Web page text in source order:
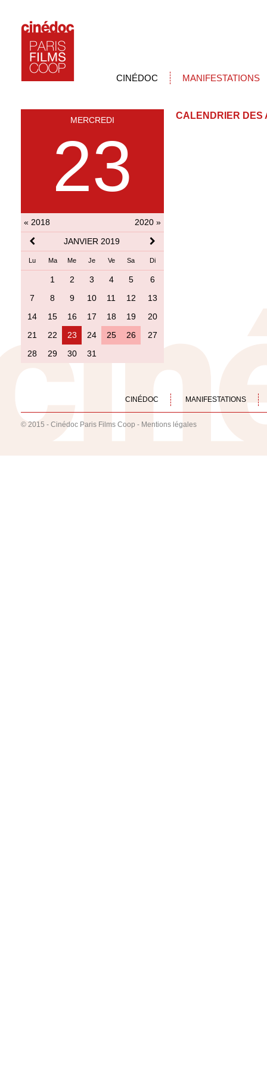
CINÉDOC MANIFESTATIONS
MERCREDI
23
« 2018
2020 »
JANVIER 2019
Lu Ma Me Je Ve Sa Di
1 2 3 4 5
6
7
8 9 10 11 12
13
14
15 16 17 18 19
20
21
22 23 24 25 26
27
28
29 30 31
CALENDRIER DES
CINÉDOC MANIFESTATIONS
© 2015 - Cinédoc Paris Films Coop - Mentions légales